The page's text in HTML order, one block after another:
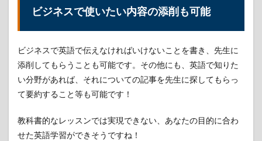
属担当講師で
オン
ライ
ン英
会話
では
とな
かな
ビジネスで使いたい内容の添削も可能
ビジネスで英語で伝えなければいけないことを書き、先生に
添削してもらうことも可能です。その他にも、英語で知りた
い分野があれば、それについての記事を先生に探してもらっ
て要約すること等も可能です！
教科書的なレッスンでは実現できない、あなたの目的に合わ
せた英語学習ができそうですね！